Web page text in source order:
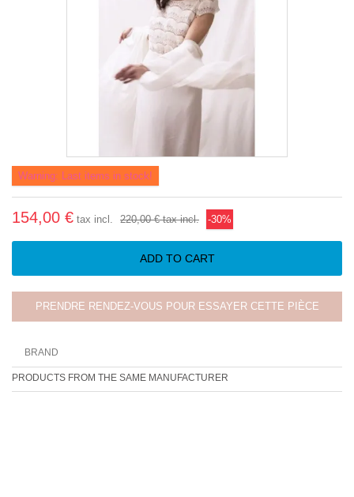
Warning: Last items in stock!
154,00 € tax incl. 220,00 €tax incl. -30%
ADD TO CART
PRENDRE RENDEZ-VOUS POUR ESSAYER CETTE PIÈCE
BRAND
PRODUCTS FROM THE SAME MANUFACTURER